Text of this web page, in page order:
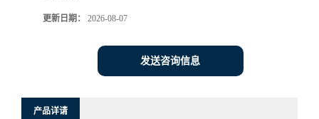
更新日期： 2026-08-07
发送咨询信息
产品详请